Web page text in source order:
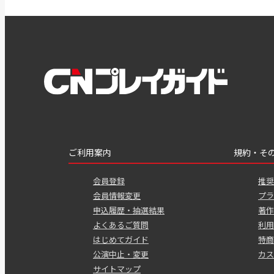
ご利用案内
会員登録
会員情報変更
申込履歴・抽選結果
よくあるご質問
はじめてガイド
公演中止・変更
サイトマップ
規約・そ
推
プ
著
利
特
カ